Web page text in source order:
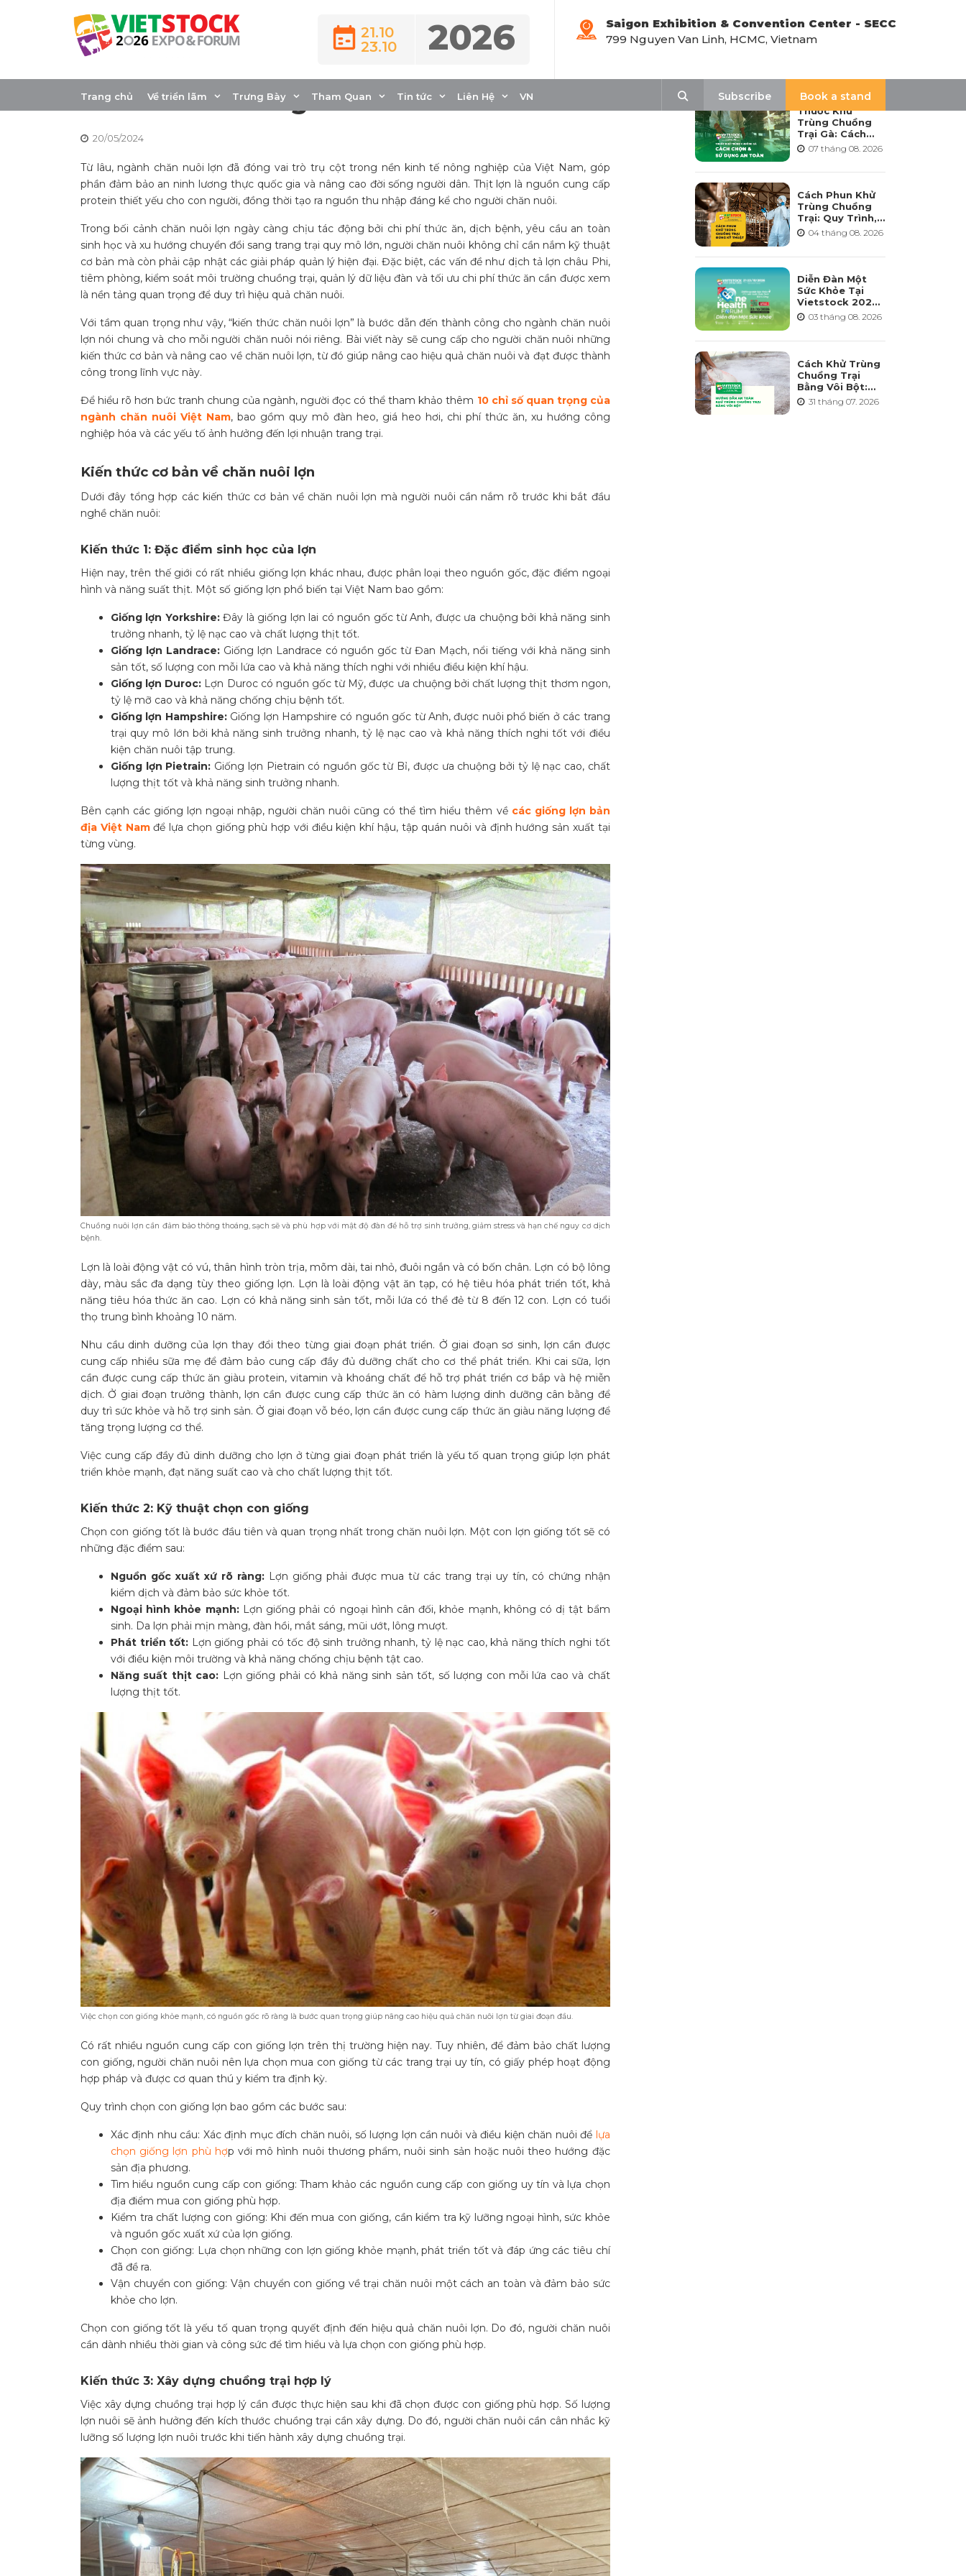
21.10
23.10
2026
Saigon Exhibition & Convention Center - SECC
799 Nguyen Van Linh, HCMC, Vietnam
Trang chủ Về triển lãm Trưng Bày Tham Quan Tin tức Liên Hệ VN
Subscribe
Book a stand
Tổng hợp kiến thức chăn nuôi lợn từ
cơ bản đến nâng cao
20/05/2024
Từ lâu, ngành chăn nuôi lợn đã đóng vai trò trụ cột trong nền kinh tế nông nghiệp của Việt Nam, góp
phần đảm bảo an ninh lương thực quốc gia và nâng cao đời sống người dân. Thịt lợn là nguồn cung cấp
protein thiết yếu cho con người, đồng thời tạo ra nguồn thu nhập đáng kể cho người chăn nuôi.
Trong bối cảnh chăn nuôi lợn ngày càng chịu tác động bởi chi phí thức ăn, dịch bệnh, yêu cầu an toàn
sinh học và xu hướng chuyển đổi sang trang trại quy mô lớn, người chăn nuôi không chỉ cần nắm kỹ thuật
cơ bản mà còn phải cập nhật các giải pháp quản lý hiện đại. Đặc biệt, các vấn đề như dịch tả lợn châu Phi,
tiêm phòng, kiểm soát môi trường chuồng trại, quản lý dữ liệu đàn và tối ưu chi phí thức ăn cần được xem
là nền tảng quan trọng để duy trì hiệu quả chăn nuôi.
Với tầm quan trọng như vậy, “kiến thức chăn nuôi lợn” là bước dẫn đến thành công cho ngành chăn nuôi
lợn nói chung và cho mỗi người chăn nuôi nói riêng. Bài viết này sẽ cung cấp cho người chăn nuôi những
kiến thức cơ bản và nâng cao về chăn nuôi lợn, từ đó giúp nâng cao hiệu quả chăn nuôi và đạt được thành
công trong lĩnh vực này.
Để hiểu rõ hơn bức tranh chung của ngành, người đọc có thể tham khảo thêm 10 chỉ số quan trọng của
ngành chăn nuôi Việt Nam, bao gồm quy mô đàn heo, giá heo hơi, chi phí thức ăn, xu hướng công
nghiệp hóa và các yếu tố ảnh hưởng đến lợi nhuận trang trại.
Kiến thức cơ bản về chăn nuôi lợn
Dưới đây tổng hợp các kiến thức cơ bản về chăn nuôi lợn mà người nuôi cần nắm rõ trước khi bắt đầu
nghề chăn nuôi:
Kiến thức 1: Đặc điểm sinh học của lợn
Hiện nay, trên thế giới có rất nhiều giống lợn khác nhau, được phân loại theo nguồn gốc, đặc điểm ngoại
hình và năng suất thịt. Một số giống lợn phổ biến tại Việt Nam bao gồm:
Giống lợn Yorkshire:Đây là giống lợn lai có nguồn gốc từ Anh, được ưa chuộng bởi khả năng sinh
trưởng nhanh, tỷ lệ nạc cao và chất lượng thịt tốt.
Giống lợn Landrace: Giống lợn Landrace có nguồn gốc từ Đan Mạch, nổi tiếng với khả năng sinh
sản tốt, số lượng con mỗi lứa cao và khả năng thích nghi với nhiều điều kiện khí hậu.
Giống lợn Duroc: Lợn Duroc có nguồn gốc từ Mỹ, được ưa chuộng bởi chất lượng thịt thơm ngon,
tỷ lệ mỡ cao và khả năng chống chịu bệnh tốt.
Giống lợn Hampshire: Giống lợn Hampshire có nguồn gốc từ Anh, được nuôi phổ biến ở các trang
trại quy mô lớn bởi khả năng sinh trưởng nhanh, tỷ lệ nạc cao và khả năng thích nghi tốt với điều
kiện chăn nuôi tập trung.
Giống lợn Pietrain: Giống lợn Pietrain có nguồn gốc từ Bỉ, được ưa chuộng bởi tỷ lệ nạc cao, chất
lượng thịt tốt và khả năng sinh trưởng nhanh.
Bên cạnh các giống lợn ngoại nhập, người chăn nuôi cũng có thể tìm hiểu thêm về các giống lợn bản
địa Việt Namđể lựa chọn giống phù hợp với điều kiện khí hậu, tập quán nuôi và định hướng sản xuất tại
từng vùng.
Chuồng nuôi lợn cần đảm bảo thông thoáng, sạch sẽ và phù hợp với mật độ đàn để hỗ trợ sinh trưởng, giảm stress và hạn chế nguy cơ dịch
bệnh.
Lợn là loài động vật có vú, thân hình tròn trịa, mõm dài, tai nhỏ, đuôi ngắn và có bốn chân. Lợn có bộ lông
dày, màu sắc đa dạng tùy theo giống lợn. Lợn là loài động vật ăn tạp, có hệ tiêu hóa phát triển tốt, khả
năng tiêu hóa thức ăn cao. Lợn có khả năng sinh sản tốt, mỗi lứa có thể đẻ từ 8 đến 12 con. Lợn có tuổi
thọ trung bình khoảng 10 năm.
Nhu cầu dinh dưỡng của lợn thay đổi theo từng giai đoạn phát triển. Ở giai đoạn sơ sinh, lợn cần được
cung cấp nhiều sữa mẹ để đảm bảo cung cấp đầy đủ dưỡng chất cho cơ thể phát triển. Khi cai sữa, lợn
cần được cung cấp thức ăn giàu protein, vitamin và khoáng chất để hỗ trợ phát triển cơ bắp và hệ miễn
dịch. Ở giai đoạn trưởng thành, lợn cần được cung cấp thức ăn có hàm lượng dinh dưỡng cân bằng để
duy trì sức khỏe và hỗ trợ sinh sản. Ở giai đoạn vỗ béo, lợn cần được cung cấp thức ăn giàu năng lượng để
tăng trọng lượng cơ thể.
Việc cung cấp đầy đủ dinh dưỡng cho lợn ở từng giai đoạn phát triển là yếu tố quan trọng giúp lợn phát
triển khỏe mạnh, đạt năng suất cao và cho chất lượng thịt tốt.
Kiến thức 2: Kỹ thuật chọn con giống
Chọn con giống tốt là bước đầu tiên và quan trọng nhất trong chăn nuôi lợn. Một con lợn giống tốt sẽ có
những đặc điểm sau:
Nguồn gốc xuất xứ rõ ràng:Lợn giống phải được mua từ các trang trại uy tín, có chứng nhận
kiểm dịch và đảm bảo sức khỏe tốt.
Ngoại hình khỏe mạnh:Lợn giống phải có ngoại hình cân đối, khỏe mạnh, không có dị tật bẩm
sinh. Da lợn phải mịn màng, đàn hồi, mắt sáng, mũi ướt, lông mượt.
Phát triển tốt: Lợn giống phải có tốc độ sinh trưởng nhanh, tỷ lệ nạc cao, khả năng thích nghi tốt
với điều kiện môi trường và khả năng chống chịu bệnh tật cao.
Năng suất thịt cao: Lợn giống phải có khả năng sinh sản tốt, số lượng con mỗi lứa cao và chất
lượng thịt tốt.
Việc chọn con giống khỏe mạnh, có nguồn gốc rõ ràng là bước quan trọng giúp nâng cao hiệu quả chăn nuôi lợn từ giai đoạn đầu.
Có rất nhiều nguồn cung cấp con giống lợn trên thị trường hiện nay. Tuy nhiên, để đảm bảo chất lượng
con giống, người chăn nuôi nên lựa chọn mua con giống từ các trang trại uy tín, có giấy phép hoạt động
hợp pháp và được cơ quan thú y kiểm tra định kỳ.
Quy trình chọn con giống lợn bao gồm các bước sau:
Xác định nhu cầu: Xác định mục đích chăn nuôi, số lượng lợn cần nuôi và điều kiện chăn nuôi để lựa
chọn giống lợn phù hợp với mô hình nuôi thương phẩm, nuôi sinh sản hoặc nuôi theo hướng đặc
sản địa phương.
Tìm hiểu nguồn cung cấp con giống: Tham khảo các nguồn cung cấp con giống uy tín và lựa chọn
địa điểm mua con giống phù hợp.
Kiểm tra chất lượng con giống: Khi đến mua con giống, cần kiểm tra kỹ lưỡng ngoại hình, sức khỏe
và nguồn gốc xuất xứ của lợn giống.
Chọn con giống: Lựa chọn những con lợn giống khỏe mạnh, phát triển tốt và đáp ứng các tiêu chí
đã đề ra.
Vận chuyển con giống: Vận chuyển con giống về trại chăn nuôi một cách an toàn và đảm bảo sức
khỏe cho lợn.
Chọn con giống tốt là yếu tố quan trọng quyết định đến hiệu quả chăn nuôi lợn. Do đó, người chăn nuôi
cần dành nhiều thời gian và công sức để tìm hiểu và lựa chọn con giống phù hợp.
Kiến thức 3: Xây dựng chuồng trại hợp lý
Việc xây dựng chuồng trại hợp lý cần được thực hiện sau khi đã chọn được con giống phù hợp. Số lượng
lợn nuôi sẽ ảnh hưởng đến kích thước chuồng trại cần xây dựng. Do đó, người chăn nuôi cần cân nhắc kỹ
lưỡng số lượng lợn nuôi trước khi tiến hành xây dựng chuồng trại.
Thuốc Khử
Trùng Chuồng
Trại Gà: Cách
Chọn, Pha Và Sử
Dụng An Toàn
07 tháng 08. 2026
Cách Phun Khử
Trùng Chuồng
Trại: Quy Trình,
Tần Suất Và Lưu
Ý Khi Sử Dụng
04 tháng 08. 2026
Diễn Đàn Một
Sức Khỏe Tại
Vietstock 2026:
Hướng Tới Phát
Triển Ngành
03 tháng 08. 2026
Cách Khử Trùng
Chuồng Trại
Bằng Vôi Bột:
Cách Rải, Thời
Điểm Và Những
31 tháng 07. 2026